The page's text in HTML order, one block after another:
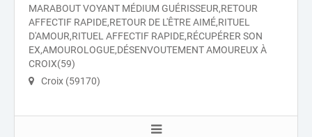
MARABOUT VOYANT MÉDIUM GUÉRISSEUR,RETOUR
AFFECTIF RAPIDE,RETOUR DE L'ÊTRE AIMÉ,RITUEL
D'AMOUR,RITUEL AFFECTIF RAPIDE,RÉCUPÉRER SON
EX,AMOUROLOGUE,DÉSENVOUTEMENT AMOUREUX À
CROIX(59)
Croix (59170)